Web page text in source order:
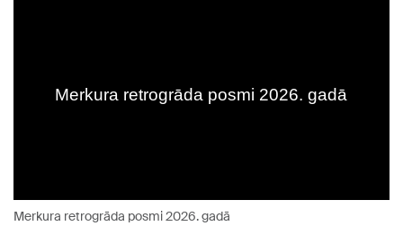
Merkura retrogrāda posmi 2026. gadā